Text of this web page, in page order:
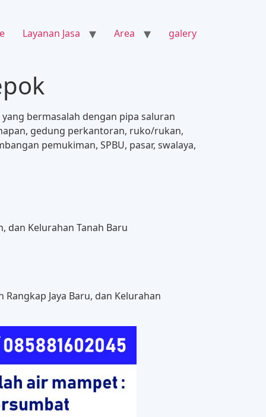
Layanan Jasa Area galery
bermasalah dengan pipa saluran
gedung perkantoran, ruko/rukan,
pemukiman, SPBU, pasar, swalaya,
dan Kelurahan Tanah Baru
Jaya Baru, dan Kelurahan